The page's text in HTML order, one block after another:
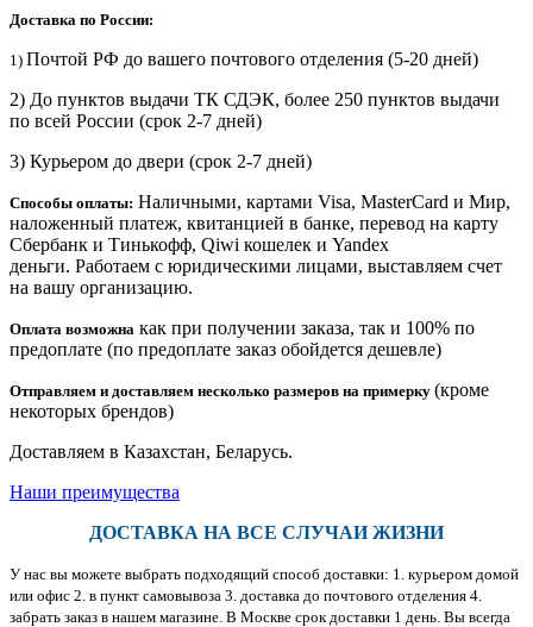
Доставка по России:
1) Почтой РФ до вашего почтового отделения (5-20 дней)
2) До пунктов выдачи ТК СДЭК, более 250 пунктов выдачи
по всей России (срок 2-7 дней)
3) Курьером до двери (срок 2-7 дней)
Способы оплаты: Наличными, картами Visa, MasterCard и Мир,
наложенный платеж, квитанцией в банке, перевод на карту
Сбербанк и Тинькофф, Qiwi кошелек и Yandex
деньги. Работаем с юридическими лицами, выставляем счет
на вашу организацию.
Оплата возможна как при получении заказа, так и 100% по
предоплате (по предоплате заказ обойдется дешевле)
Отправляем и доставляем несколько размеров на примерку (кроме
некоторых брендов)
Доставляем в Казахстан, Беларусь.
Наши преимущества
ДОСТАВКА НА ВСЕ СЛУЧАИ ЖИЗНИ
У нас вы можете выбрать подходящий способ доставки: 1. курьером домой
или офис 2. в пункт самовывоза 3. доставка до почтового отделения 4.
забрать заказ в нашем магазине. В Москве срок доставки 1 день. Вы всегда